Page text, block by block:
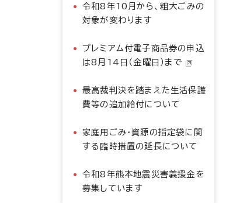
令和8年10月から、粗大ごみの
対象が変わります
プレミアム付電子商品券の申込
は8月14日（金曜日）まで
最高裁判決を踏まえた生活保護
費等の追加給付について
家庭用ごみ・資源の指定袋に関
する臨時措置の延長について
令和8年熊本地震災害義援金を
募集しています